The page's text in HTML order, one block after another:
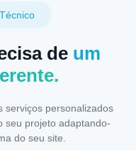
de um
serviços personalizados
seu projeto adaptando-
do seu site.